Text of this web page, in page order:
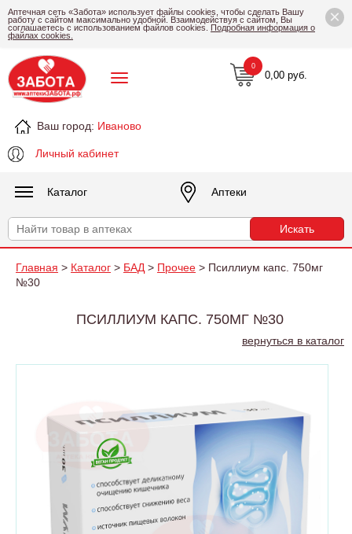
×
Аптечная сеть «Забота» использует файлы cookies, чтобы сделать Вашу
работу с сайтом максимально удобной. Взаимодействуя с сайтом, Вы
соглашаетесь с использованием файлов cookies. Подробная информация о
файлах cookies.
Ваш город: Иваново
Личный кабинет
0,00 руб.
0
Каталог Аптеки
Главная > Каталог > БАД > Прочее > Псиллиум капс. 750мг
№30
ПСИЛЛИУМ КАПС. 750МГ №30
вернуться в каталог